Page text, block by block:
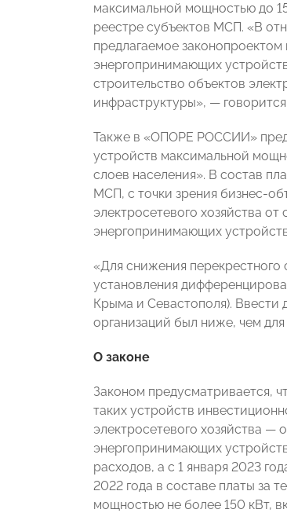
максимальной мощностью до
реестре субъектов МСП. «В
предлагаемое
энергопринимающих
строительство объектов
инфраструктуры», —
Также в «ОПОРЕ РОССИИ»
устройств максимальной
слоев населения». В состав
МСП, с точки зрения бизнес-
электросетевого хозяйства
энергопринимающих
«Для снижения перекрестного
установления
Крыма и Севастополя).
организаций был ниже, чем
О законе
Законом предусматривается,
таких устройств
электросетевого хозяйства —
энергопринимающих
расходов, а с 1 января 2023
2022 года в составе платы за
мощностью не более 150 кВт,